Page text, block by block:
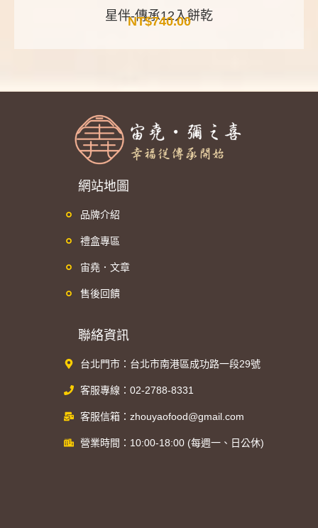
星伴-傳承12入餅乾
NT$740.00
網站地圖
品牌介紹
禮盒專區
宙堯．文章
售後回饋
聯絡資訊
台北門市：台北市南港區成功路一段29號
客服專線：02-2788-8331
客服信箱：zhouyaofood@gmail.com
營業時間：10:00-18:00 (每週一、日公休)